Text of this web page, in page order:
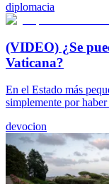
diplomacia
(VIDEO) ¿Se
Vaticana?
En el Estado más
simplemente por
devocion